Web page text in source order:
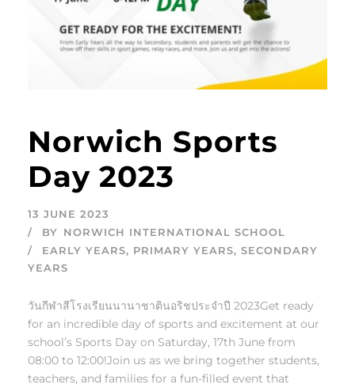
Norwich Sports
Day 2023
13 JUNE 2023
BY NORWICH INTERNATIONAL SCHOOL
EARLY YEARS, PRIMARY YEARS, SECONDARY
YEARS
วันกีฬาสีโรงเรียนนานาชาตินอริชประจำปี 2023Get ready
for an incredible day of sports and excitement at our
school’s Sports Day on Saturday, 17th June from
08:00 to 12:00!Join us as we bring together students,
teachers, and families for a fun-filled event that